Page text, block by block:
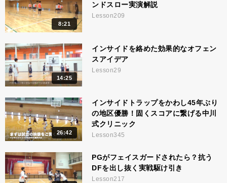
8:21
ンドスロー実演解説
Lesson209
14:25
インサイドを絡めた効果的なオフェン
スアイデア
Lesson29
26:42
インサイドトラップをかわし45年ぶり
の地区優勝！固くスコアに繋げる中川
式クリニック
Lesson345
PGがフェイスガードされたら？抗う
DFを出し抜く実戦駆け引き
Lesson217